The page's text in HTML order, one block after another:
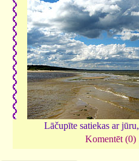
Lāčupīte satiekas ar
Komentēt (0)